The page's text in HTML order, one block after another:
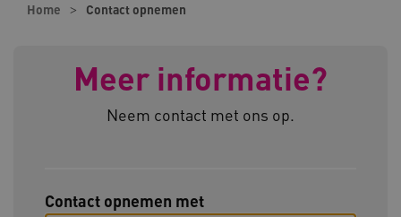
Home Contact opnemen
Meer informatie?
Neem contact met ons op.
Contact opnemen met